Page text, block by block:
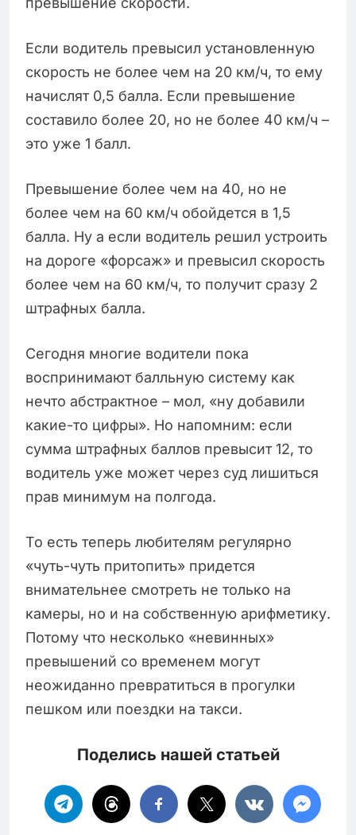
Если водитель превысил установленную
скорость не более чем на 20 км/ч, то ему
начислят 0,5 балла. Если превышение
составило более 20, но не более 40 км/ч –
это уже 1 балл.
Превышение более чем на 40, но не
более чем на 60 км/ч обойдется в 1,5
балла. Ну а если водитель решил устроить
на дороге «форсаж» и превысил скорость
более чем на 60 км/ч, то получит сразу 2
штрафных балла.
Сегодня многие водители пока
воспринимают балльную систему как
нечто абстрактное – мол, «ну добавили
какие-то цифры». Но напомним: если
сумма штрафных баллов превысит 12, то
водитель уже может через суд лишиться
прав минимум на полгода.
То есть теперь любителям регулярно
«чуть-чуть притопить» придется
внимательнее смотреть не только на
камеры, но и на собственную арифметику.
Потому что несколько «невинных»
превышений со временем могут
неожиданно превратиться в прогулки
пешком или поездки на такси.
Поделись нашей статьей